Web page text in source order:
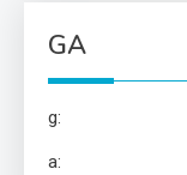
GA
g:
a: